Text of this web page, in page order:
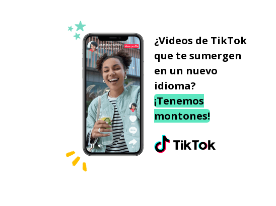
¿Videos de TikTok
que te sumergen
en un nuevo
idioma?
¡Tenemos
montones!